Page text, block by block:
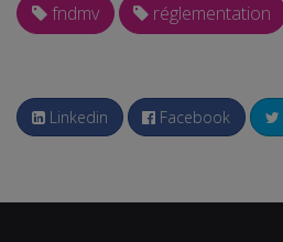
fndmv réglementation
Linkedin Facebook